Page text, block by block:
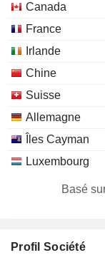
Canada
France
Irlande
Chine
Suisse
Allemagne
Îles Cayman
Luxembourg
Basé
Profil Société